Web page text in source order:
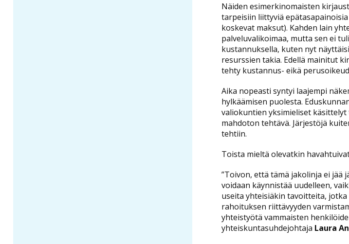
Näiden esimerkinomaisten
tarpeisiin liittyviä
koskevat maksut). Kahden lain
palveluvalikoimaa, mutta sen ei
kustannuksella, kuten nyt
resurssien takia. Edellä mainitut
tehty kustannus- eikä
Aika nopeasti syntyi laajempi
hylkäämisen puolesta.
valiokuntien yksimieliset
mahdoton tehtävä. Järjestöjä
tehtiin.
Toista mieltä olevatkin
”Toivon, että tämä jakolinja ei jää
voidaan käynnistää uudelleen,
useita yhteisiäkin tavoitteita,
rahoituksen riittävyyden
yhteistyötä vammaisten
yhteiskuntasuhdejohtaja Laura